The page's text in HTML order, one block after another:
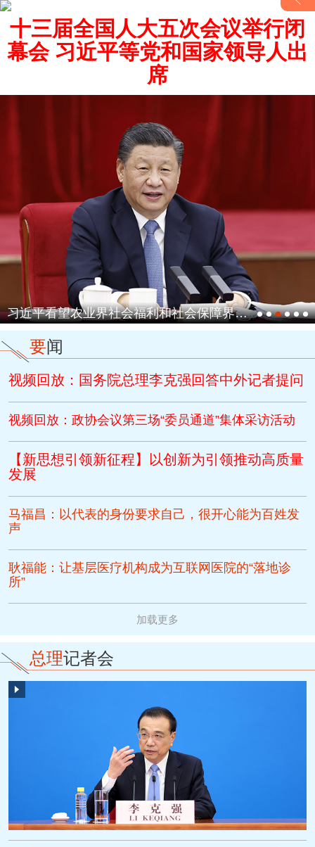
十三届全国人大五次会议举行闭
幕会 习近平等党和国家领导人出
席
习近平看望农业界社会福利和社会保障界委员
要闻
视频回放：国务院总理李克强回答中外记者提问
视频回放：政协会议第三场“委员通道”集体采访活动
【新思想引领新征程】以创新为引领推动高质量
发展
马福昌：以代表的身份要求自己，很开心能为百姓发
声
耿福能：让基层医疗机构成为互联网医院的“落地诊
所”
加载更多
总理记者会